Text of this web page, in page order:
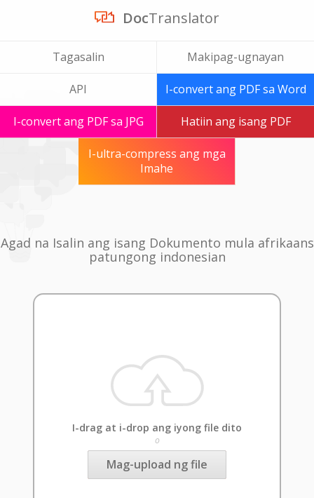
DocTranslator
Tagasalin Makipag-ugnayan
API I-convert ang PDF sa Word
I-convert ang PDF sa JPG Hatiin ang isang PDF
I-ultra-compress ang mga
Imahe
Agad na Isalin ang isang Dokumento mula afrikaans
patungong indonesian
I-drag at i-drop ang iyong file dito
o
Mag-upload ng file